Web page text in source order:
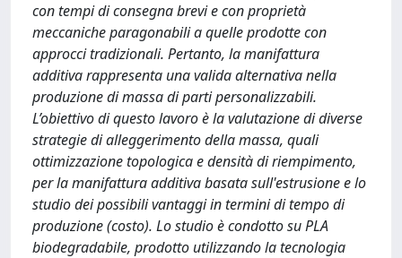
con tempi di consegna brevi e con proprietà
meccaniche paragonabili a quelle prodotte con
approcci tradizionali. Pertanto, la manifattura
additiva rappresenta una valida alternativa nella
produzione di massa di parti personalizzabili.
L’obiettivo di questo lavoro è la valutazione di diverse
strategie di alleggerimento della massa, quali
ottimizzazione topologica e densità di riempimento,
per la manifattura additiva basata sull'estrusione e lo
studio dei possibili vantaggi in termini di tempo di
produzione (costo). Lo studio è condotto su PLA
biodegradabile, prodotto utilizzando la tecnologia